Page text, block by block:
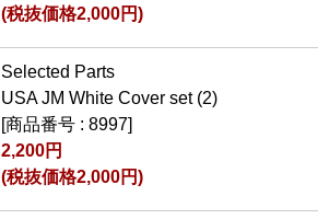
(税抜価格2,000円)
Selected Parts
USA JM White Cover set (2)
[商品番号 : 8997]
2,200円
(税抜価格2,000円)